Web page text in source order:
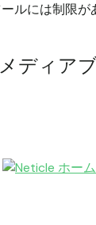
ルには制限が
ディア